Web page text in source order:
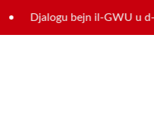
Djalogu bejn il-GWU u d-